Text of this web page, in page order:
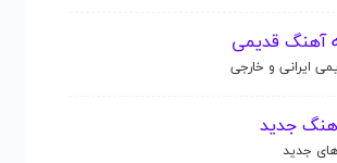
آهنگ قدیمی
ایرانی و خارجی
جدید
جدید